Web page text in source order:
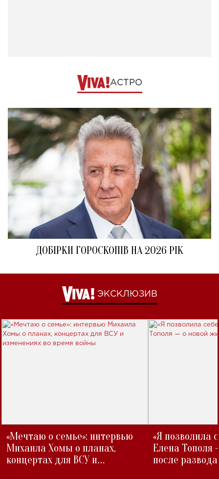
АСТРО
ДОБІРКИ ГОРОСКОПІВ НА 2026 РІК
ЭКСКЛЮЗИВ
«Мечтаю о семье»: интервью
Михаила Хомы о планах,
концертах для ВСУ и
«Я позволила
Елена Тополя
после развода